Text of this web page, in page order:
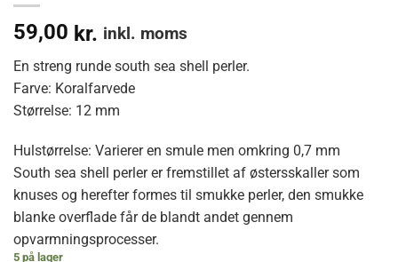
59,00 kr. inkl. moms
En streng runde south sea shell perler.
Farve: Koralfarvede
Størrelse: 12 mm
Hulstørrelse: Varierer en smule men omkring 0,7 mm
South sea shell perler er fremstillet af østersskaller som
knuses og herefter formes til smukke perler, den smukke
blanke overflade får de blandt andet gennem
opvarmningsprocesser.
5 på lager